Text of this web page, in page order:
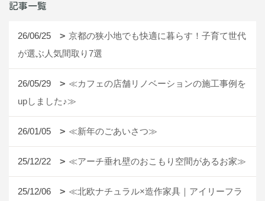
記事一覧
26/06/25
京都の狭小地でも快適に暮らす！子育て世代
が選ぶ人気間取り7選
26/05/29
≪カフェの店舗リノベーションの施工事例を
upしました♪≫
26/01/05 ≪新年のごあいさつ≫
25/12/22 ≪アーチ垂れ壁のおこもり空間があるお家≫
25/12/06
≪北欧ナチュラル×造作家具｜アイリーフラ